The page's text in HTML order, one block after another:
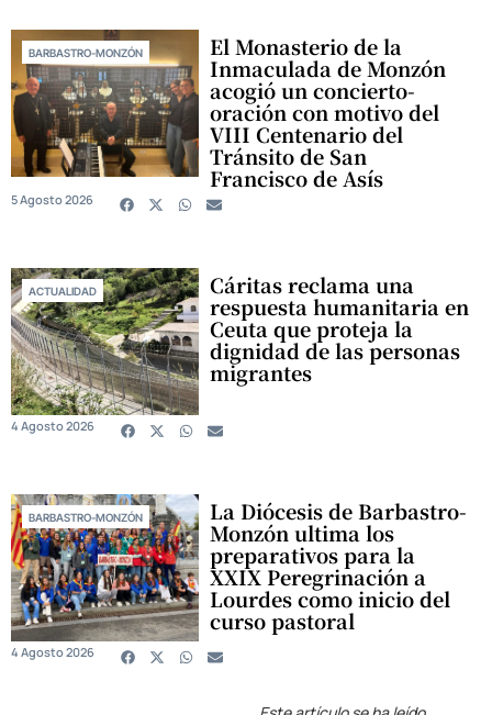
BARBASTRO-MONZÓN El Monasterio de la
Inmaculada de Monzón
acogió un concierto-
oración con motivo del
VIII Centenario del
Tránsito de San
Francisco de Asís
5 Agosto 2026
ACTUALIDAD Cáritas reclama una
respuesta humanitaria en
Ceuta que proteja la
dignidad de las personas
migrantes
4 Agosto 2026
BARBASTRO-MONZÓN La Diócesis de Barbastro-
Monzón ultima los
preparativos para la
XXIX Peregrinación a
Lourdes como inicio del
curso pastoral
4 Agosto 2026